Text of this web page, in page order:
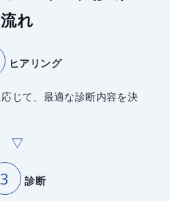
流れ
ヒアリング
じて、最適な診断内容を決
診断